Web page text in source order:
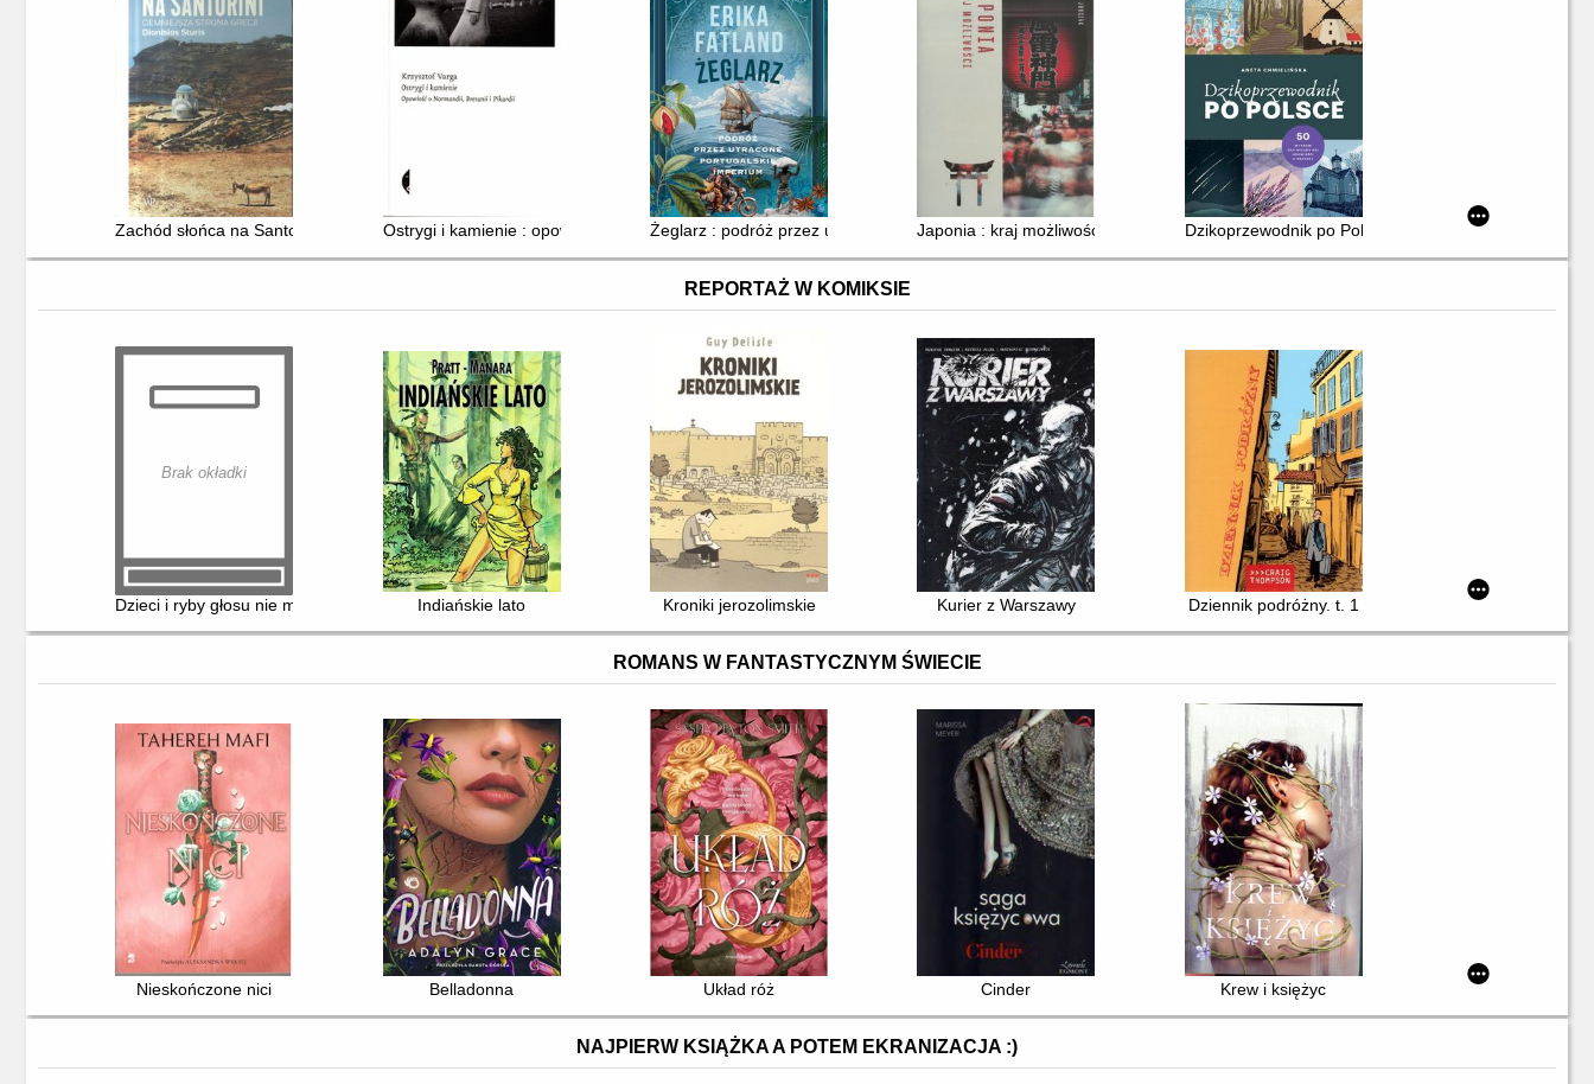
Zachód słońca na Santorini : ciemniejsza strona GrecjiOstrygi i kamienie : opowieść o Normandii, Bretanii i PikardiiŻeglarz : podróż przez utracone imperium portugalskie
Japonia : kraj możliwości Dzikoprzewodnik po Polsce : 50 wypraw dla
REPORTAŻ W KOMIKSIE
Brak okładki
Dzieci i ryby głosu nie mają Indiańskie lato Kroniki jerozolimskie Kurier z Warszawy Dziennik podróżny. t. 1
ROMANS W FANTASTYCZNYM ŚWIECIE
Nieskończone nici Belladonna Układ róż Cinder Krew i księżyc
NAJPIERW KSIĄŻKA A POTEM EKRANIZACJA :)